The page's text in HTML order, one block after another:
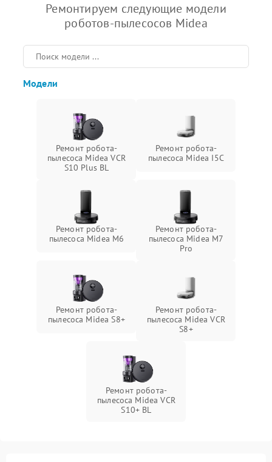
Ремонтируем следующие модели
роботов-пылесосов Midea
Модели
Ремонт робота-
пылесоса Midea VCR
S10 Plus BL
Ремонт робота-
пылесоса Midea I5C
Ремонт робота-
пылесоса Midea M6
Ремонт робота-
пылесоса Midea M7
Pro
Ремонт робота-
пылесоса Midea S8+
Ремонт робота-
пылесоса Midea VCR
S8+
Ремонт робота-
пылесоса Midea VCR
S10+ BL